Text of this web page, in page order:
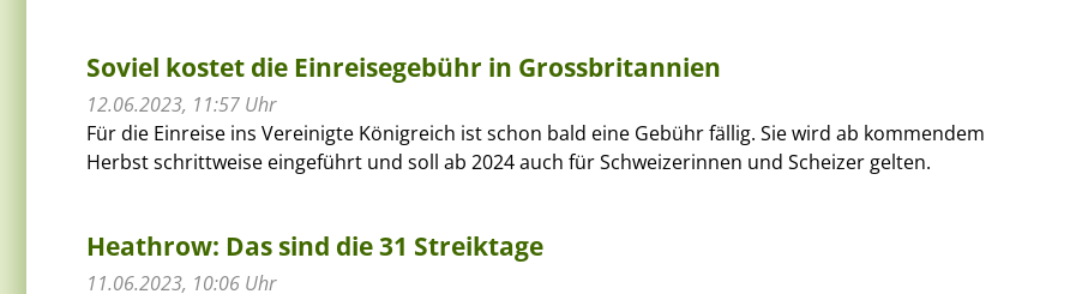
Soviel kostet die Einreisegebühr in Grossbritannien
12.06.2023, 11:57 Uhr
Für die Einreise ins Vereinigte Königreich ist schon bald eine Gebühr fällig. Sie wird ab kommendem
Herbst schrittweise eingeführt und soll ab 2024 auch für Schweizerinnen und Scheizer gelten.
Heathrow: Das sind die 31 Streiktage
11.06.2023, 10:06 Uhr